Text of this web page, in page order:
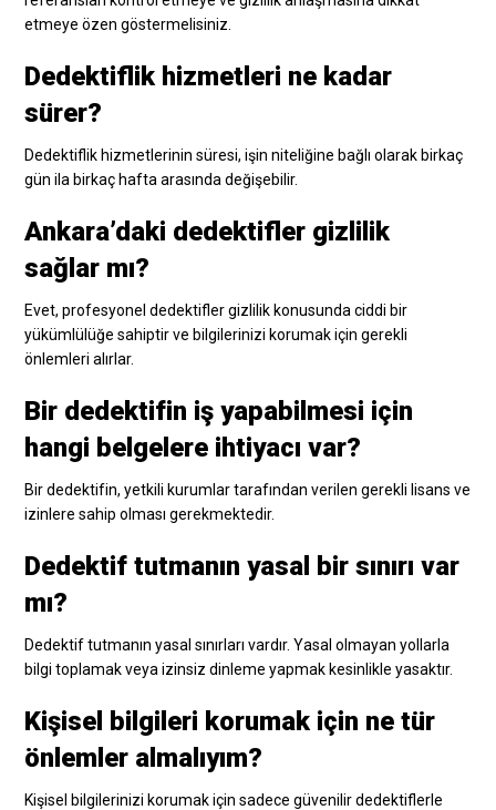
etmeye özen göstermelisiniz.
Dedektiflik hizmetleri ne kadar
sürer?
Dedektiflik hizmetlerinin süresi, işin niteliğine bağlı olarak birkaç
gün ila birkaç hafta arasında değişebilir.
Ankara’daki dedektifler gizlilik
sağlar mı?
Evet, profesyonel dedektifler gizlilik konusunda ciddi bir
yükümlülüğe sahiptir ve bilgilerinizi korumak için gerekli
önlemleri alırlar.
Bir dedektifin iş yapabilmesi için
hangi belgelere ihtiyacı var?
Bir dedektifin, yetkili kurumlar tarafından verilen gerekli lisans ve
izinlere sahip olması gerekmektedir.
Dedektif tutmanın yasal bir sınırı var
mı?
Dedektif tutmanın yasal sınırları vardır. Yasal olmayan yollarla
bilgi toplamak veya izinsiz dinleme yapmak kesinlikle yasaktır.
Kişisel bilgileri korumak için ne tür
önlemler almalıyım?
Kişisel bilgilerinizi korumak için sadece güvenilir dedektiflerle